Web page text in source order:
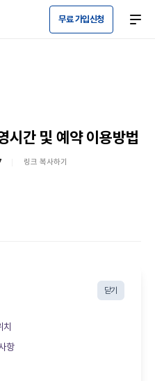
무료 가입신청
시간 및 예약 이용방법
링크 복사하기
닫기
항